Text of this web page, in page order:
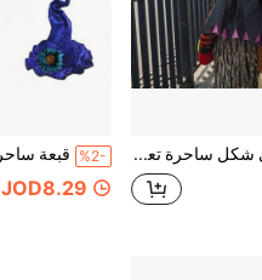
ديكور معلق على شكل ساحرة تعانق الشجرة لعيد الهالوين، دمية ساحرة مضحكة تتسلق لتزيين جذع الشجرة في الفناء، زينة مشهد مهرجان الأشباح للخارج %2-
JOD8.29